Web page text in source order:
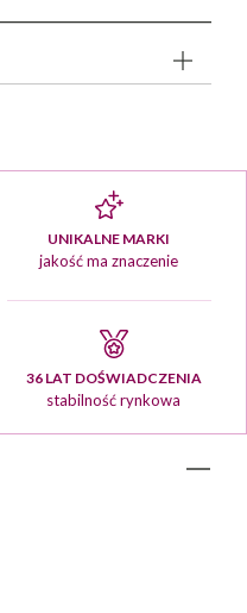
UNIKALNE MARKI
jakość ma znaczenie
36 LAT DOŚWIADCZENIA
stabilność rynkowa